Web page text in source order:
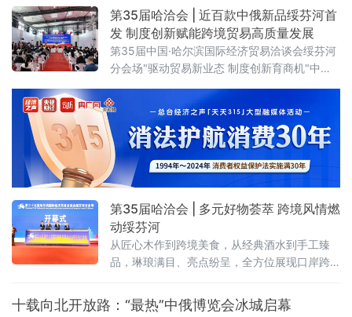
特色产品强势参展。齐齐哈尔展区以“大国重
器，北国粮仓”为主题惊艳亮相第十届中俄博览
会，总面积 112.5 平方米，聚焦齐齐
第35届哈洽会 | 近百款中俄新品绥芬河首
发 制度创新赋能跨境贸易高质量发展
第35届中国·哈尔滨国际经济贸易洽谈会绥芬河
分会场"驱动贸易新业态 制度创新育商机"中俄
国际商贸中心举办。近百款中俄特色新品集中
亮相，10家中外重点企业登台推介，精准匹配
双边市场供需，为中俄跨境贸易转型升级注入
强劲动能。
第35届哈洽会 | 多元好物荟萃 跨境风情燃
动绥芬河
从匠心木作到跨境美食，从经典酒水到手工臻
品，琳琅满目、亮点纷呈，全方位展现口岸跨
十载向北开放路：“最热”中俄博览会冰城启幕